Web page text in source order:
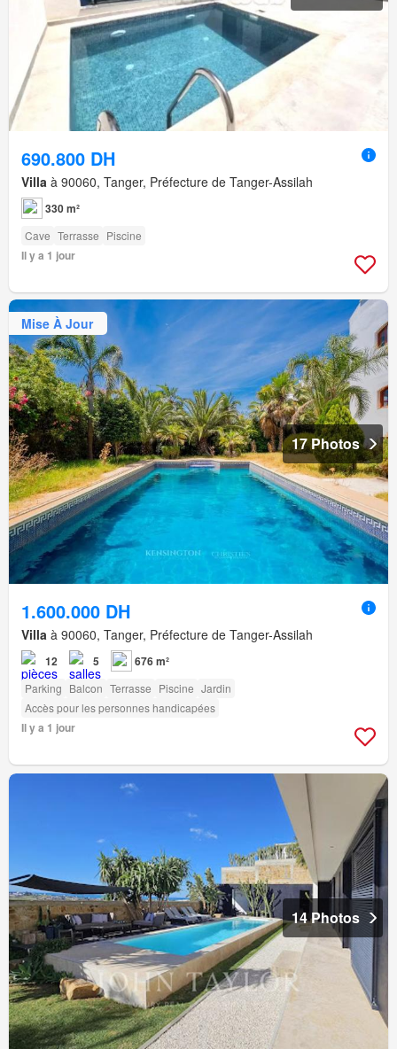
690.800 DH
Villa à 90060, Tanger, Préfecture de Tanger-Assilah
330 m²
Cave Terrasse Piscine
Il y a 1 jour
Mise À Jour
17 Photos
1.600.000 DH
Villa à 90060, Tanger, Préfecture de Tanger-Assilah
12 5 676 m²
Parking Balcon Terrasse Piscine Jardin
Accès pour les personnes handicapées
Il y a 1 jour
14 Photos